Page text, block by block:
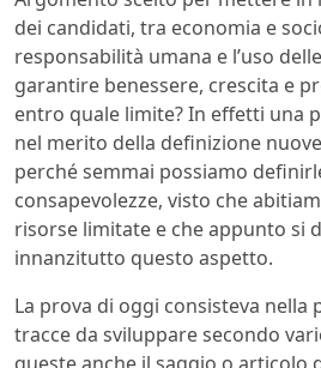
dei candidati, tra economia e
responsabilità umana e l’uso
garantire benessere, crescita e
entro quale limite? In effetti una
nel merito della definizione
perché semmai possiamo
consapevolezze, visto che
risorse limitate e che appunto si
innanzitutto questo aspetto.
La prova di oggi consisteva nella
tracce da sviluppare secondo